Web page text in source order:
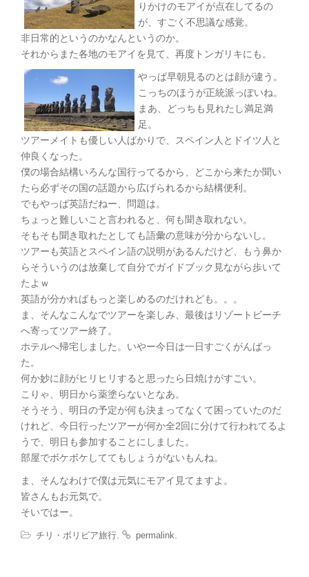
りかけのモアイが点在してるの
が、すごく不思議な感覚。
非日常的というのかなんというのか。
それからまた各地のモアイを見て、再度トンガリキにも。
やっぱ早朝見るのとは顔が違う。
こっちのほうが正統派っぽいね。
まあ、どっちも見れたし満足満
足。
ツアーメイトも優しい人ばかりで、スペイン人とドイツ人と
仲良くなった。
僕の場合結構いろんな国行ってるから、どこから来たか聞い
たら必ずその国の話題から広げられるから結構便利。
でもやっぱ英語だねー、問題は。
ちょっと難しいこと言われると、何も聞き取れない。
そもそも聞き取れたとしても語彙の意味が分からないし。
ツアーも英語とスペイン語の説明があるんだけど、もう鼻か
らそういうのは放棄して自分でガイドブック見ながら歩いて
たよｗ
英語が分かればもっと楽しめるのだけれども。。。
ま、そんなこんなでツアーを楽しみ、最後はリゾートビーチ
へ寄ってツアー終了。
ホテルへ帰宅しました。いやー今日は一日すごくがんばっ
た。
何か妙に顔がヒリヒリすると思ったら日焼けがすごい。
こりゃ、明日から薬塗らないとなあ。
そうそう、明日の予定が何も決まってなくて困っていたのだ
けれど、今日行ったツアーが何か全2回に分けて行われてるよ
うで、明日も参加することにしました。
部屋でボケボケしててもしょうがないもんね。
ま、そんなわけで僕は元気にモアイ見てますよ。
皆さんもお元気で。
そいではー。
チリ・ボリビア旅行 permalink